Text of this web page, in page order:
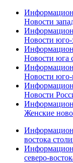
Новости
Новости юго-
Новости юга
Новости юго-
Новости
Женские
востока
северо-